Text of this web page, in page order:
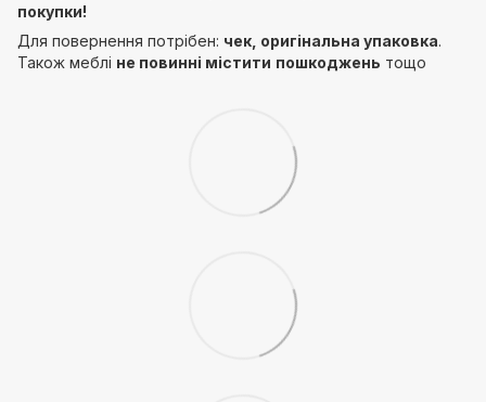
покупки!
Для повернення потрібен: чек, оригінальна упаковка.
Також меблі не повинні містити пошкоджень тощо